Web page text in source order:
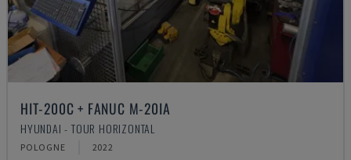
HIT-200C + FANUC M-20IA
HYUNDAI - TOUR HORIZONTAL
POLOGNE 2022